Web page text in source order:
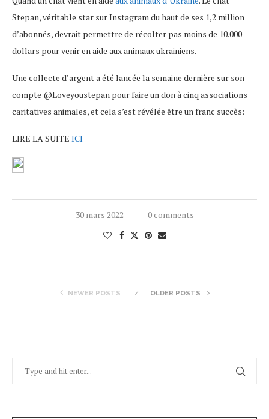
Stepan, véritable star sur Instagram du haut de ses 1,2 million
d’abonnés, devrait permettre de récolter pas moins de 10.000
dollars pour venir en aide aux animaux ukrainiens.
Une collecte d’argent a été lancée la semaine dernière sur son
compte @Loveyoustepan pour faire un don à cinq associations
caritatives animales, et cela s’est révélée être un franc succès:
LIRE LA SUITE ICI
30 mars 2022 0 comments
NEWER POSTS OLDER POSTS